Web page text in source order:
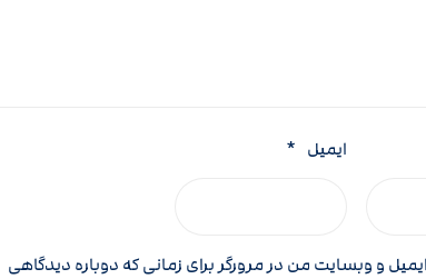
ایمیل *
و وبسایت من در مرورگر برای زمانی که دوباره دیدگاهی